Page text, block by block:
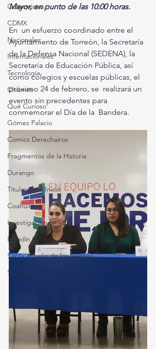
Columnistas
CDMX
Nacionales
Internacionales
Tecnología
Chismes
Qué Curioso
Gómez Palacio
Comics Derechairos
Fragmentos de la Historia
Durango
Titulares en Inicio
Coahuila
Investigaciones
Rapidín Político
Santa Aurelia de los Vientos
San Pedro
Mayor, en punto de las 10:00 horas.
En  un esfuerzo coordinado entre el
Ayuntamiento de Torreón, la Secretaría
de la Defensa Nacional (SEDENA), la
Secretaría de Educación Pública, así
como colegios y escuelas públicas, el
próximo 24 de febrero, se  realizará un
evento sin precedentes para
conmemorar el Día de la  Bandera.